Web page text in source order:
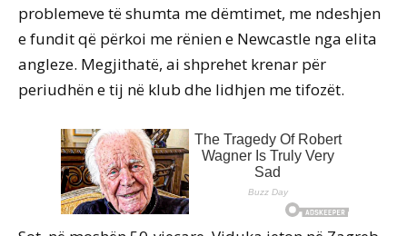
problemeve të shumta me dëmtimet, me ndeshjen
e fundit që përkoi me rënien e Newcastle nga elita
angleze. Megjithatë, ai shprehet krenar për
periudhën e tij në klub dhe lidhjen me tifozët.